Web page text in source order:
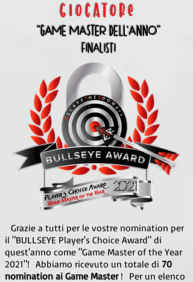
GIOCATORE
"GAME MASTER DELL'ANNO"
FINALISTI
Grazie a tutti per le vostre nomination per
il "BULLSEYE Player's Choice Award" di
quest'anno come "Game Master of the Year
2021"! Abbiamo ricevuto un totale di 70
nomination ai Game Master! Per un elenco